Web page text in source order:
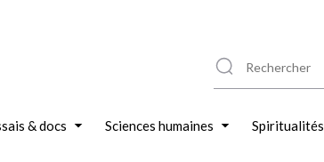
& docs Sciences humaines Spiritualités